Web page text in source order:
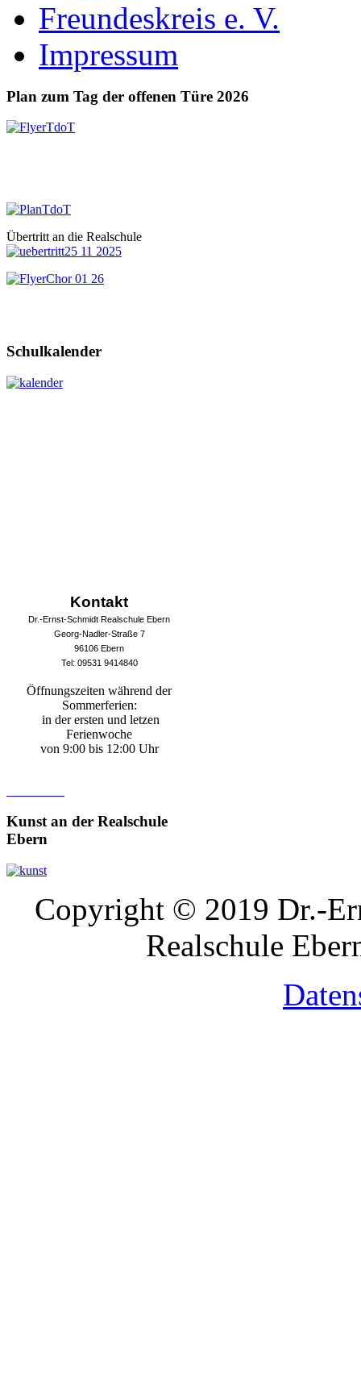
Freundeskreis e. V.
Impressum
Plan zum Tag der offenen Türe 2026
Übertritt an die Realschule
Schulkalender
Kontakt
Dr.-Ernst-Schmidt Realschule Ebern
Georg-Nadler-Straße 7
96106 Ebern
Tel: 09531 9414840
Öffnungszeiten während der
Sommerferien:
in der ersten und letzen
Ferienwoche
von 9:00 bis 12:00 Uhr
Kunstan der Realschule
Ebern
Copyright © 2019 Dr.-
Realschule